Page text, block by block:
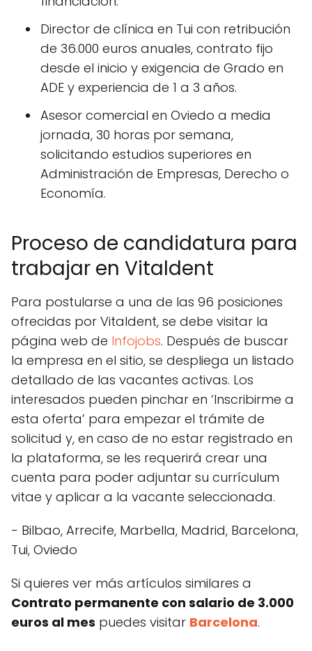
Director de clínica en Tui con retribución
de 36.000 euros anuales, contrato fijo
desde el inicio y exigencia de Grado en
ADE y experiencia de 1 a 3 años.
Asesor comercial en Oviedo a media
jornada, 30 horas por semana,
solicitando estudios superiores en
Administración de Empresas, Derecho o
Economía.
Proceso de candidatura para
trabajar en Vitaldent
Para postularse a una de las 96 posiciones
ofrecidas por Vitaldent, se debe visitar la
página web de Infojobs. Después de buscar
la empresa en el sitio, se despliega un listado
detallado de las vacantes activas. Los
interesados pueden pinchar en ‘Inscribirme a
esta oferta’ para empezar el trámite de
solicitud y, en caso de no estar registrado en
la plataforma, se les requerirá crear una
cuenta para poder adjuntar su currículum
vitae y aplicar a la vacante seleccionada.
- Bilbao, Arrecife, Marbella, Madrid, Barcelona,
Tui, Oviedo
Si quieres ver más artículos similares a
Contrato permanente con salario de 3.000
euros al mes puedes visitar Barcelona.